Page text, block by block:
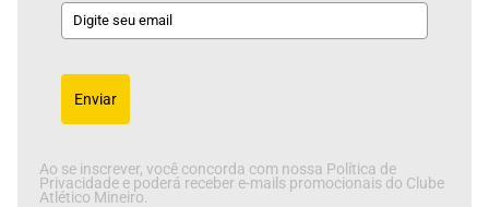
Enviar
Ao se inscrever, você concorda com nossa Política de
Privacidade e poderá receber e-mails promocionais do Clube
Atlético Mineiro.